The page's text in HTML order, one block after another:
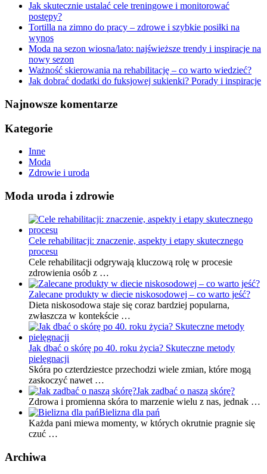
Jak skutecznie ustalać cele treningowe i monitorować
postępy?
Tortilla na zimno do pracy – zdrowe i szybkie posiłki na
wynos
Moda na sezon wiosna/lato: najświeższe trendy i inspiracje na
nowy sezon
Ważność skierowania na rehabilitację – co warto wiedzieć?
Jak dobrać dodatki do fuksjowej sukienki? Porady i inspiracje
Najnowsze komentarze
Kategorie
Inne
Moda
Zdrowie i uroda
Moda uroda i zdrowie
Cele rehabilitacji: znaczenie, aspekty i etapy skutecznego
procesu
Cele rehabilitacji odgrywają kluczową rolę w procesie
zdrowienia osób z …
Zalecane produkty w diecie niskosodowej – co warto jeść?
Dieta niskosodowa staje się coraz bardziej popularna,
zwłaszcza w kontekście …
Jak dbać o skórę po 40. roku życia? Skuteczne metody
pielęgnacji
Skóra po czterdziestce przechodzi wiele zmian, które mogą
zaskoczyć nawet …
Jak zadbać o naszą skórę?
Zdrowa i promienna skóra to marzenie wielu z nas, jednak …
Bielizna dla pań
Każda pani miewa momenty, w których okrutnie pragnie się
czuć …
Archiwa